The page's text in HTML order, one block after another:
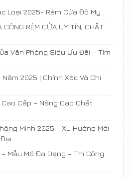
Loại 2025- Rèm Cửa Đô My
CÔNG RÈM CỬA UY TÍN, CHẤT
Văn Phòng Siêu Ưu Đãi – Tìm
2025 | Chính Xác Và Chi
Cấp – Nâng Cao Chất
Minh 2025 - Xu Hướng Mới
Mẫu Mã Đa Dạng – Thi Công